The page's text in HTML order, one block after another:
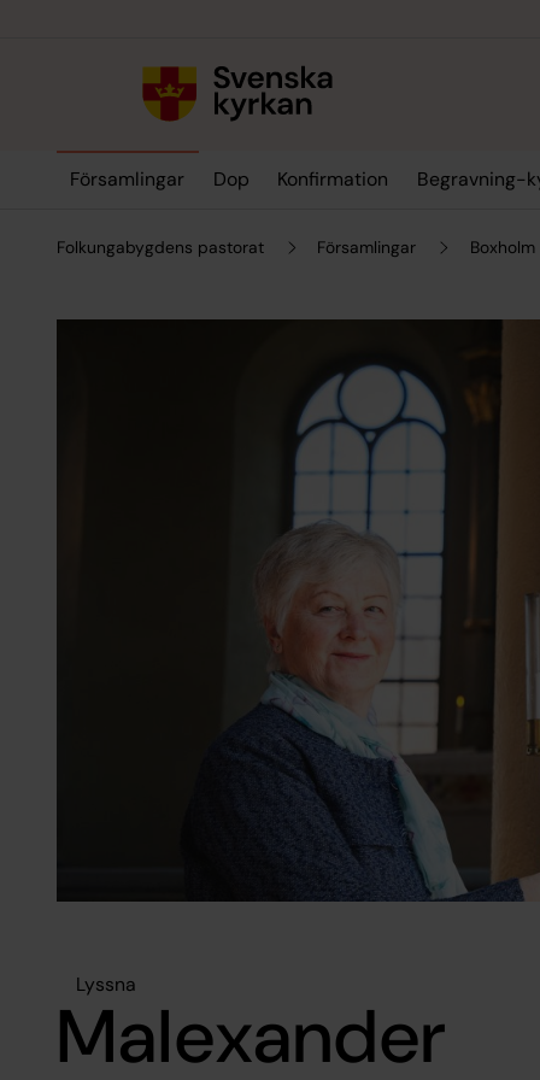
Församlingar Dop Konfirmation Begravning-
Folkungabygdens pastorat Församlingar Boxholm
Lyssna
Malexander